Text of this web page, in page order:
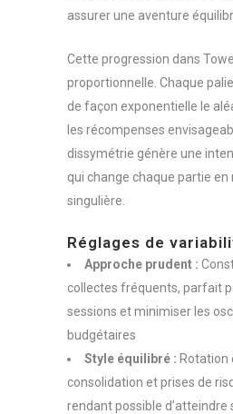
assurer une aventure
Cette progression dans
proportionnelle. Chaque
de façon exponentielle le
les récompenses
dissymétrie génère une
qui change chaque partie
singulière.
Réglages de
Approche prudent :
collectes fréquents, parfait
sessions et minimiser les
budgétaires
Style équilibré : Rotation
consolidation et prises de
rendant possible d’atteindre